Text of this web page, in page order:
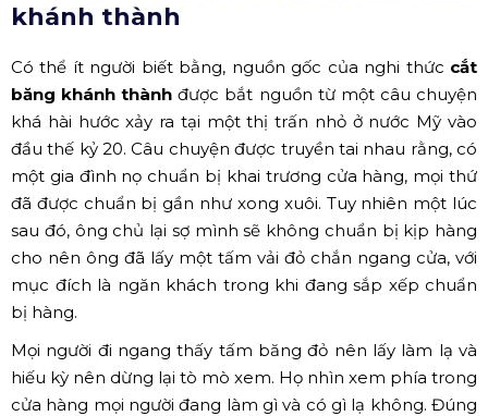
khánh thành
Có thể ít người biết bằng, nguồn gốc của nghi thức cắt
băng khánh thành được bắt nguồn từ một câu chuyện
khá hài hước xảy ra tại một thị trấn nhỏ ở nước Mỹ vào
đầu thế kỷ 20. Câu chuyện được truyền tai nhau rằng, có
một gia đình nọ chuẩn bị khai trương cửa hàng, mọi thứ
đã được chuẩn bị gần như xong xuôi. Tuy nhiên một lúc
sau đó, ông chủ lại sợ mình sẽ không chuẩn bị kịp hàng
cho nên ông đã lấy một tấm vải đỏ chắn ngang cửa, với
mục đích là ngăn khách trong khi đang sắp xếp chuẩn
bị hàng.
Mọi người đi ngang thấy tấm băng đỏ nên lấy làm lạ và
hiếu kỳ nên dừng lại tò mò xem. Họ nhìn xem phía trong
cửa hàng mọi người đang làm gì và có gì lạ không. Đúng